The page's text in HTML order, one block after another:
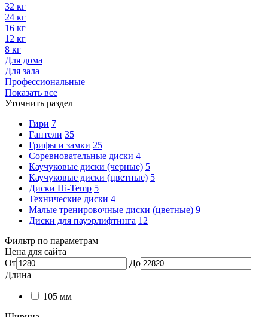
32 кг
24 кг
16 кг
12 кг
8 кг
Для дома
Для зала
Профессиональные
Показать все
Уточнить раздел
Гири 7
Гантели 35
Грифы и замки 25
Соревновательные диски 4
Каучуковые диски (черные) 5
Каучуковые диски (цветные) 5
Диски Hi-Temp 5
Технические диски 4
Малые тренировочные диски (цветные) 9
Диски для пауэрлифтинга 12
Фильтр по параметрам
Цена для сайта
От
До
Длина
105 мм